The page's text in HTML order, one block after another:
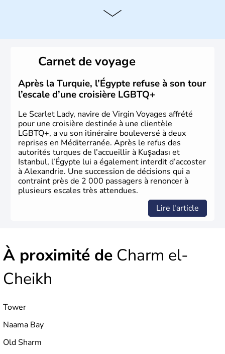
Histoire et administration
passé sont connues pour leur culture et leurs
technologies très en avance sur le reste du monde. Après
avoir été occupée par divers peuples comme les perses et
les grecs, cette république démocratique se développe
sous la domination arabe au VIIème siècle et en garde sa
langue officielle.
Carnet de voyage
Après la Turquie, l’Égypte refuse à son tour
l’escale d’une croisière LGBTQ+
Le Scarlet Lady, navire de Virgin Voyages affrété
pour une croisière destinée à une clientèle
LGBTQ+, a vu son itinéraire bouleversé à deux
reprises en Méditerranée. Après le refus des
autorités turques de l’accueillir à Kuşadası et
Istanbul, l’Égypte lui a également interdit d’accoster
à Alexandrie. Une succession de décisions qui a
contraint près de 2 000 passagers à renoncer à
plusieurs escales très attendues.
Lire l'article
À proximité de Charm el-
Cheikh
Tower
Naama Bay
Old Sharm